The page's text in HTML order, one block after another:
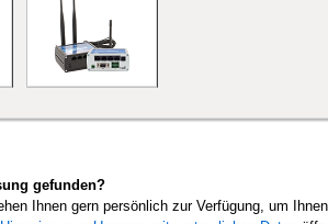
gefunden?
Ihnen gern persönlich zur Verfügung, um